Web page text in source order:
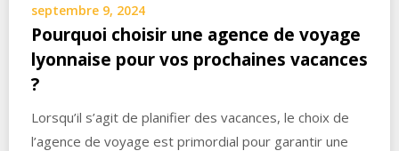
septembre 9, 2024
Pourquoi choisir une agence de voyage
lyonnaise pour vos prochaines vacances
?
Lorsqu’il s’agit de planifier des vacances, le choix de
l’agence de voyage est primordial pour garantir une